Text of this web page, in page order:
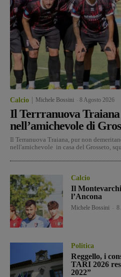
Calcio Michele Bossini 8 Agosto 2026
Il Terrranuova Traiana
nell’amichevole di
Il Terranuova Traiana, pur non
nell'amichevole in casa del Grosseto,
Calcio
Il
l’Ancona
Michele Bossini 8
Politica
Reggello, i
TARI 2026
2022”